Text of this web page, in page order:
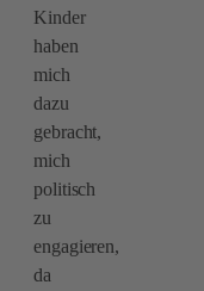
Kinder
haben
mich
dazu
gebracht,
mich
politisch
zu
engagieren,
da